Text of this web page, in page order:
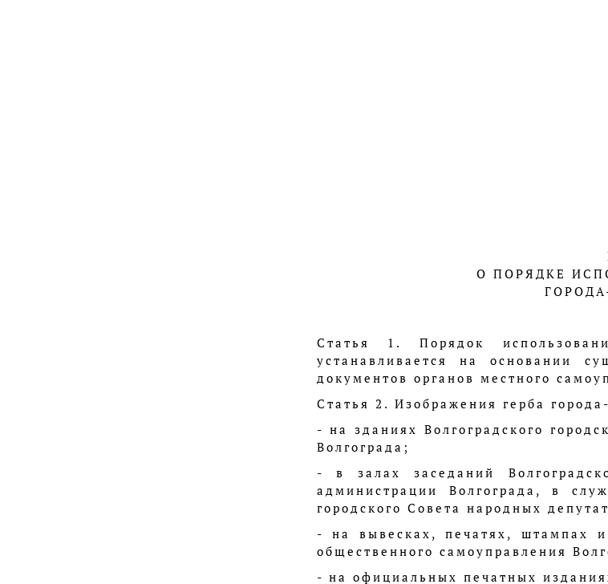
О ПОРЯДКЕ
Статья 1. Порядок
устанавливается на основании
документов органов местного
Статья 2. Изображения герба
- на зданиях Волгоградского
Волгограда;
- в залах заседаний
администрации Волгограда, в
городского Совета народных
- на вывесках, печатях, штампах и
общественного самоуправления
- на официальных печатных